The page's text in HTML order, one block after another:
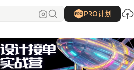
PRO计划 刘兵克